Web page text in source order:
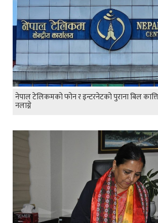
नेपाल टेलिकमको फोन र इन्टरनेटको पुराना बिल
नलाग्ने